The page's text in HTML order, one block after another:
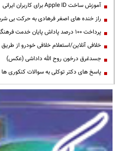
آموزش ساخت Apple ID برای کاربران ایرانی
راز خنده های اصغر فرهادی به حرکت بی
پرداخت ۱۰۰ درصد پاداش پایان خدمت فرهنگیان
خلافی آنلاین/استعلام خلافی خودرو از طریق
جسدغرق درخون روح الله داداشی (عکس)
پاسخ های دکتر توکلی به سوالات کنکوری ها